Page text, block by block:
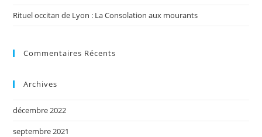
Rituel occitan de Lyon : La Consolation aux mourants
Commentaires Récents
Archives
décembre 2022
septembre 2021